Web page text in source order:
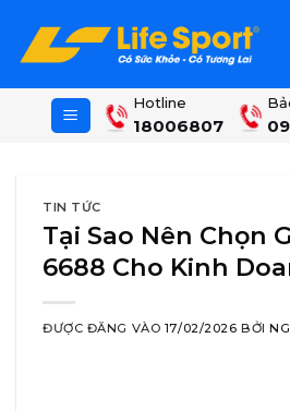
content
Hotline
18006807
TIN TỨC
Tại Sao Nên Chọn
6688 Cho Kinh
ĐƯỢC ĐĂNG VÀO 17/02/2026 BỞI